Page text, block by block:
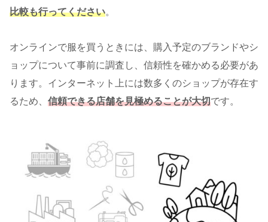
比較も行ってください。
オンラインで服を買うときには、購入予定のブランドやシ
ョップについて事前に調査し、 信頼性を確かめる必要があ
ります。 インターネット上には数多くのショップが存在す
るため、 信頼できる店舗を見極めることが大切です。